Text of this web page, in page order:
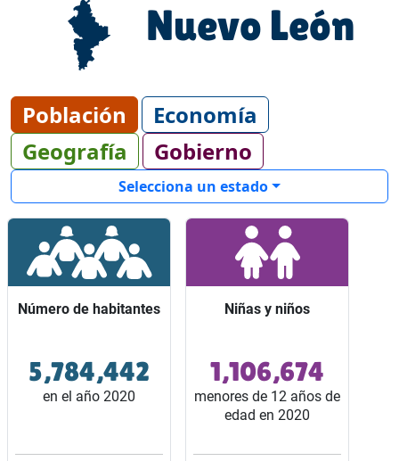
Nuevo León
Población
Economía
Geografía
Gobierno
Selecciona un estado
Número de habitantes
5,784,442
en el año 2020
Número de habitantes
Ocupó el lugar 7 entre
los 32 estados del país.
Niñas y niños
1,106,674
menores de 12 años de
edad en 2020
Niñas y niños
Representaron 2 de
cada 10 habitantes del
estado.